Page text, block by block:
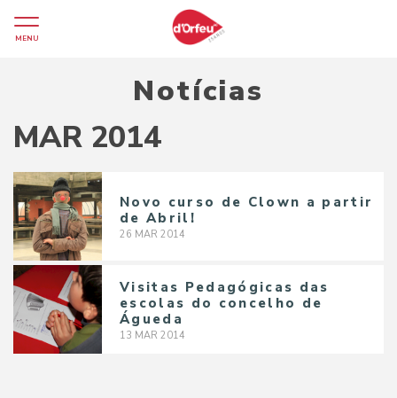
MENU
Notícias
MAR 2014
Novo curso de Clown a partir
de Abril!
26 MAR 2014
Visitas Pedagógicas das
escolas do concelho de
Águeda
13 MAR 2014